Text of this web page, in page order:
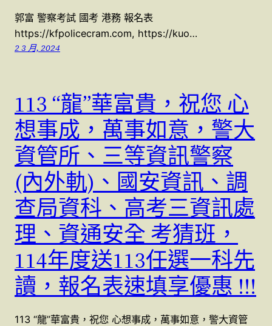
郭富 警察考試 國考 港務 報名表
https://kfpolicecram.com, https://kuo…
2 3 月, 2024
113 “龍”華富貴，祝您 心
想事成，萬事如意，警大
資管所、三等資訊警察
(內外軌)、國安資訊、調
查局資科、高考三資訊處
理、資通安全 考猜班，
114年度送113任選一科先
讀，報名表速填享優惠 !!!
113 “龍”華富貴，祝您 心想事成，萬事如意，警大資管